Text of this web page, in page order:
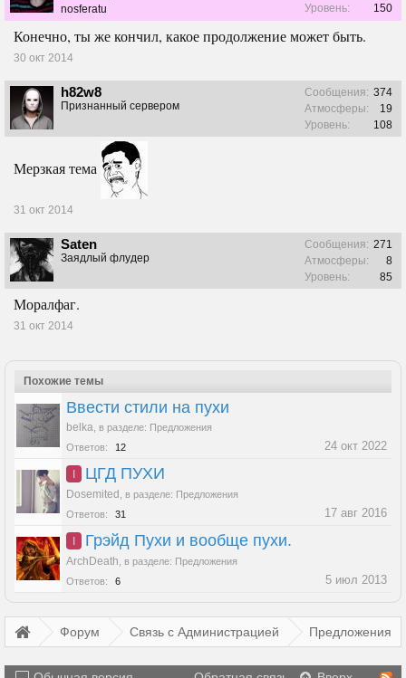
nosferatu
Уровень:
150
Конечно, ты же кончил, какое продолжение может быть.
30 окт 2014
h82w8
Признанный сервером
Сообщения: 374
Атмосферы:
19
Уровень:
108
Мерзкая тема
31 окт 2014
Saten
Заядлый флудер
Сообщения: 271
Атмосферы:
8
Уровень:
85
Моралфаг.
31 окт 2014
Похожие темы
Ввести стили на пухи
belka в разделе: Предложения
Ответов:
12 24 окт 2022
ЦГД ПУХИ
Dosemited в разделе: Предложения
Ответов:
31 17 авг 2016
Грэйд Пухи и вообще пухи.
ArchDeath в разделе: Предложения
Ответов:
6 5 июл 2013
Форум Связь с Администрацией Предложения